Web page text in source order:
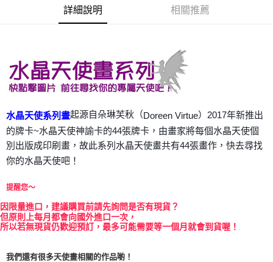
每筆NT$80，滿NT$3,000(含以上)免運費
每筆NT$80，滿NT$3,000(含以上)免運費
郵局幫你送（離島）
付款後門市自取
免運費
詳細說明 相關推薦
水晶天使系列畫起源自朵琳芙秋（Doreen Virtue）2017年新推出
的牌卡~水晶天使神諭卡的44張牌卡，由畫家將每個水晶天使個
別出版成印刷畫，故此系列水晶天使畫共有44張畫作，快去尋找
你的水晶天使吧！
提醒您～
因 限量進口，建議購買前請先詢問是否有現貨？
但原則上每月都會向國外進口一次，
所以若無現貨仍歡迎預訂，最多可能需要等一個月就會到貨喔！
我們還有很多天使畫相關的作品喲！